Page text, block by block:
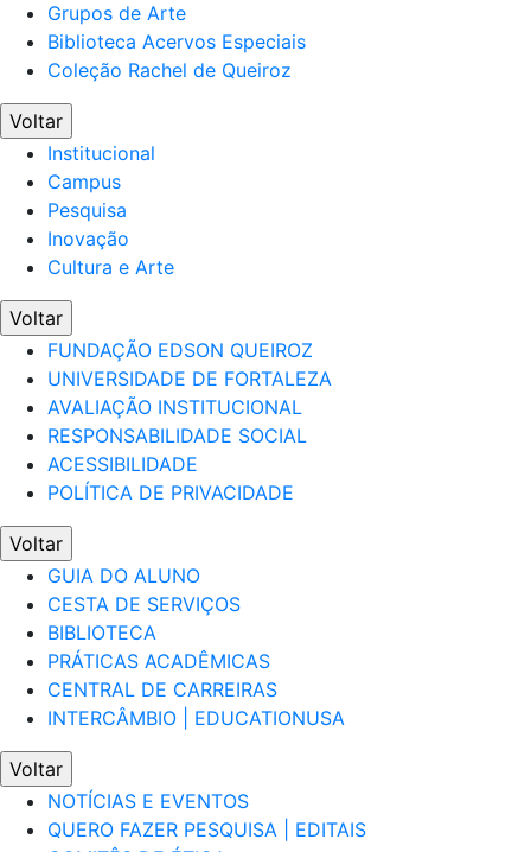
Grupos de Arte
Biblioteca Acervos Especiais
Coleção Rachel de Queiroz
Voltar
Institucional
Campus
Pesquisa
Inovação
Cultura e Arte
Voltar
FUNDAÇÃO EDSON QUEIROZ
UNIVERSIDADE DE FORTALEZA
AVALIAÇÃO INSTITUCIONAL
RESPONSABILIDADE SOCIAL
ACESSIBILIDADE
POLÍTICA DE PRIVACIDADE
Voltar
GUIA DO ALUNO
CESTA DE SERVIÇOS
BIBLIOTECA
PRÁTICAS ACADÊMICAS
CENTRAL DE CARREIRAS
INTERCÂMBIO | EDUCATIONUSA
Voltar
NOTÍCIAS E EVENTOS
QUERO FAZER PESQUISA | EDITAIS